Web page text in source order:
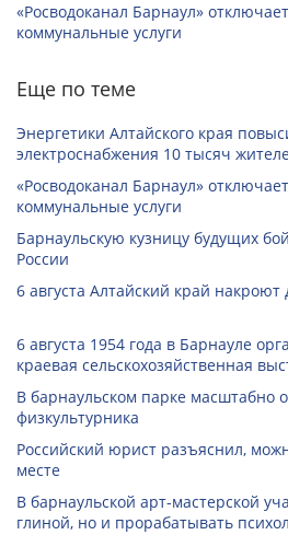
«Росводоканал Барнаул»
коммунальные услуги
Еще по теме
Энергетики Алтайского края
электроснабжения 10 тысяч
«Росводоканал Барнаул»
коммунальные услуги
Барнаульскую кузницу будущих
России
6 августа Алтайский край накроют
6 августа 1954 года в Барнауле
краевая сельскохозяйственная
В барнаульском парке масштабно
физкультурника
Российский юрист разъяснил,
месте
В барнаульской арт-мастерской
глиной, но и прорабатывать